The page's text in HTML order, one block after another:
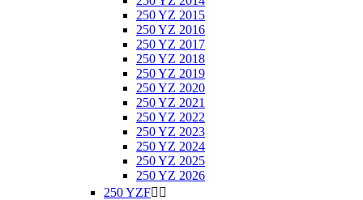
250 YZ 2015
250 YZ 2016
250 YZ 2017
250 YZ 2018
250 YZ 2019
250 YZ 2020
250 YZ 2021
250 YZ 2022
250 YZ 2023
250 YZ 2024
250 YZ 2025
250 YZ 2026
250 YZF 